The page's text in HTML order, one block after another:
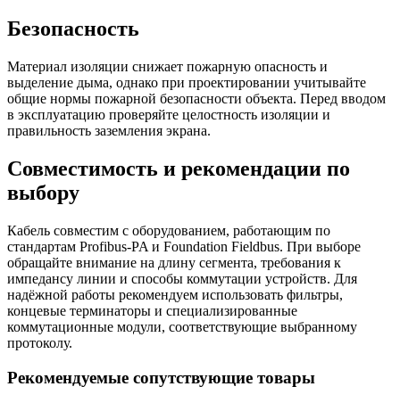
Безопасность
Материал изоляции снижает пожарную опасность и
выделение дыма, однако при проектировании учитывайте
общие нормы пожарной безопасности объекта. Перед вводом
в эксплуатацию проверяйте целостность изоляции и
правильность заземления экрана.
Совместимость и рекомендации по
выбору
Кабель совместим с оборудованием, работающим по
стандартам Profibus-PA и Foundation Fieldbus. При выборе
обращайте внимание на длину сегмента, требования к
импедансу линии и способы коммутации устройств. Для
надёжной работы рекомендуем использовать фильтры,
концевые терминаторы и специализированные
коммутационные модули, соответствующие выбранному
протоколу.
Рекомендуемые сопутствующие товары